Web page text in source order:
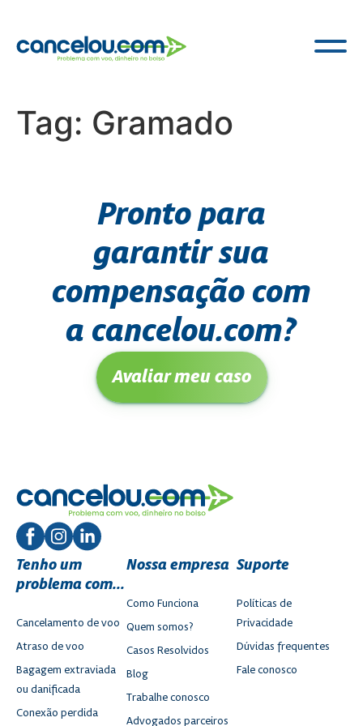
Tag: Gramado
Pronto para
garantir sua
compensação com
a cancelou.com?
Avaliar meu caso
Tenho um
problema com...
Cancelamento de voo
Atraso de voo
Bagagem extraviada
ou danificada
Conexão perdida
Nossa empresa
Como Funciona
Quem somos?
Casos Resolvidos
Blog
Trabalhe conosco
Advogados parceiros
Suporte
Políticas de
Privacidade
Dúvidas frequentes
Fale conosco